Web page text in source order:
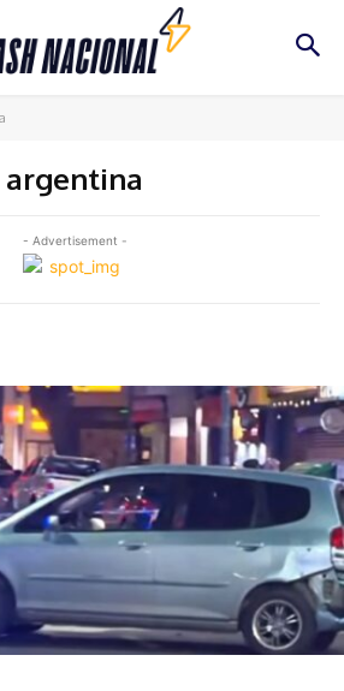
argentina
- Advertisement -